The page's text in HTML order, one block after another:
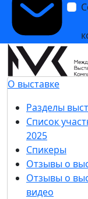
О выставке
Разделы
Список
2025
Спикеры
Отзывы о
Отзывы о
видео